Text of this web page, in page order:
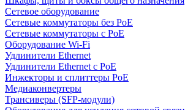
Сетевое оборудование
Сетевые коммутаторы без PoE
Сетевые коммутаторы с PoE
Оборудование Wi-Fi
Удлинители Ethernet
Удлинители Ethernet с PoE
Инжекторы и сплиттеры PoE
Медиаконвертеры
Трансиверы (SFP-модули)